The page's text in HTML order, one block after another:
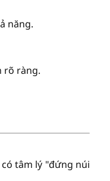
năng.
rõ ràng.
tâm lý "đứng núi